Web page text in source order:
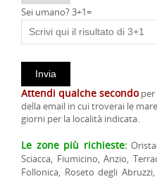
Sei umano? 3+1=
Attendi qualche secondoper
della email in cui troverai le
giorni per la località indicata.
Le zone più richieste:
Sciacca, Fiumicino, Anzio,
Follonica, Roseto degli Abruzzi,